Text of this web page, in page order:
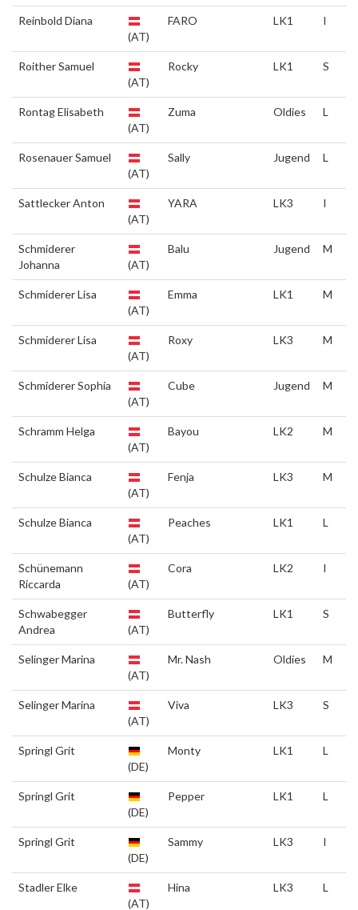
Reinbold Diana
(AT)
FARO LK1 I
Roither Samuel
(AT)
Rocky LK1 S
Rontag Elisabeth
(AT)
Zuma Oldies L
Rosenauer Samuel
(AT)
Sally Jugend L
Sattlecker Anton
(AT)
YARA LK3 I
Schmiderer
Johanna
(AT)
Balu Jugend M
Schmiderer Lisa
(AT)
Emma LK1 M
Schmiderer Lisa
(AT)
Roxy LK3 M
Schmiderer Sophia
(AT)
Cube Jugend M
Schramm Helga
(AT)
Bayou LK2 M
Schulze Bianca
(AT)
Fenja LK3 M
Schulze Bianca
(AT)
Peaches LK1 L
Schünemann
Riccarda
(AT)
Cora LK2 I
Schwabegger
Andrea
(AT)
Butterfly LK1 S
Selinger Marina
(AT)
Mr. Nash Oldies M
Selinger Marina
(AT)
Viva LK3 S
Springl Grit
(DE)
Monty LK1 L
Springl Grit
(DE)
Pepper LK1 L
Springl Grit
(DE)
Sammy LK3 I
Stadler Elke
(AT)
Hina LK3 L